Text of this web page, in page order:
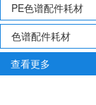
PE色谱配件耗材
色谱配件耗材
查看更多